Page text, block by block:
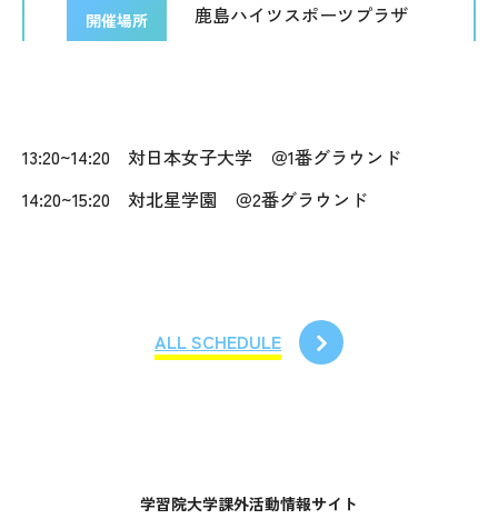
開催場所 鹿島ハイツスポーツプラザ
13:20~14:20 対日本女子大学 ＠1番グラウンド
14:20~15:20 対北星学園 ＠2番グラウンド
ALL SCHEDULE
学習院大学課外活動情報サイト